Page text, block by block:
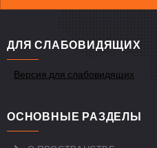
ДЛЯ СЛАБОВИДЯЩИХ
Версия для слабовидящих
ОСНОВНЫЕ РАЗДЕЛЫ